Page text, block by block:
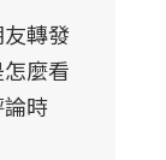
轉發
麼看
時